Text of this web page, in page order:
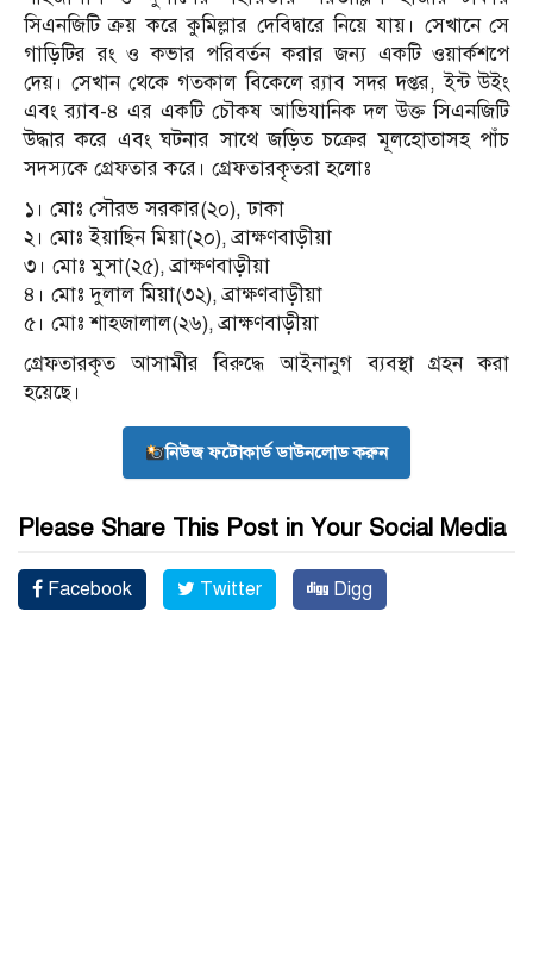
সিএনজিটি ক্রয় করে কুমিল্লার দেবিদ্বারে নিয়ে যায়। সেখানে সে
গাড়িটির রং ও কভার পরিবর্তন করার জন্য একটি ওয়ার্কশপে
দেয়। সেখান থেকে গতকাল বিকেলে র‌্যাব সদর দপ্তর, ইন্ট উইং
এবং র‌্যাব-৪ এর একটি চৌকষ আভিযানিক দল উক্ত সিএনজিটি
উদ্ধার করে এবং ঘটনার সাথে জড়িত চক্রের মূলহোতাসহ পাঁচ
সদস্যকে গ্রেফতার করে। গ্রেফতারকৃতরা হলোঃ
১। মোঃ সৌরভ সরকার(২০), ঢাকা
২। মোঃ ইয়াছিন মিয়া(২০), ব্রাক্ষণবাড়ীয়া
৩। মোঃ মুসা(২৫), ব্রাক্ষণবাড়ীয়া
৪। মোঃ দুলাল মিয়া(৩২), ব্রাক্ষণবাড়ীয়া
৫। মোঃ শাহজালাল(২৬), ব্রাক্ষণবাড়ীয়া
গ্রেফতারকৃত আসামীর বিরুদ্ধে আইনানুগ ব্যবস্থা গ্রহন করা
হয়েছে।
নিউজ ফটোকার্ড ডাউনলোড করুন
Please Share This Post in Your Social Media
Facebook Twitter Digg